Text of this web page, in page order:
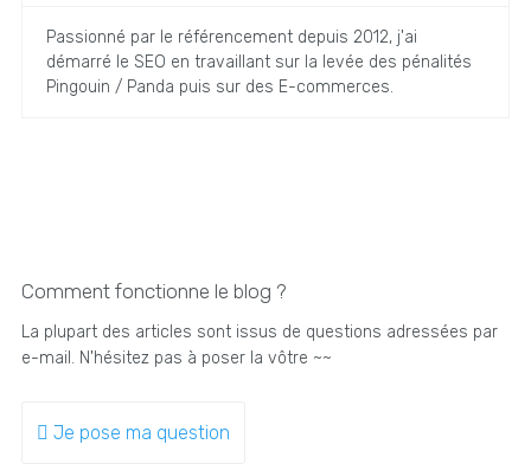
Passionné par le référencement depuis 2012, j'ai
démarré le SEO en travaillant sur la levée des pénalités
Pingouin / Panda puis sur des E-commerces.
Comment fonctionne le blog ?
La plupart des articles sont issus de questions adressées par
e-mail. N'hésitez pas à poser la vôtre ~~
Je pose ma question